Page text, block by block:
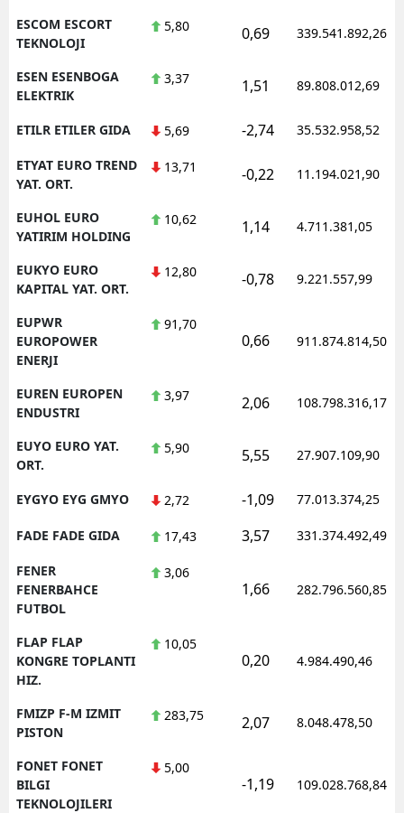
ESCOM ESCORT
TEKNOLOJI
5,80 0,69 339.541.892,26
ESEN ESENBOGA
ELEKTRIK
3,37 1,51 89.808.012,69
ETILR ETILER GIDA 5,69 -2,74 35.532.958,52
ETYAT EURO TREND
YAT. ORT.
13,71 -0,22 11.194.021,90
EUHOL EURO
YATIRIM HOLDING
10,62 1,14 4.711.381,05
EUKYO EURO
KAPITAL YAT. ORT.
12,80 -0,78 9.221.557,99
EUPWR
EUROPOWER
ENERJI
91,70
0,66 911.874.814,50
EUREN EUROPEN
ENDUSTRI
3,97 2,06 108.798.316,17
EUYO EURO YAT.
ORT.
5,90 5,55 27.907.109,90
EYGYO EYG GMYO 2,72 -1,09 77.013.374,25
FADE FADE GIDA 17,43 3,57 331.374.492,49
FENER
FENERBAHCE
FUTBOL
3,06
1,66 282.796.560,85
FLAP FLAP
KONGRE TOPLANTI
HIZ.
10,05
0,20 4.984.490,46
FMIZP F-M IZMIT
PISTON
283,75 2,07 8.048.478,50
FONET FONET
BILGI
TEKNOLOJILERI
5,00
-1,19 109.028.768,84